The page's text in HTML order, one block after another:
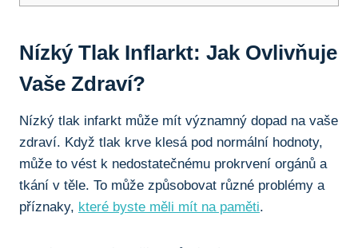
Nízký⁢ Tlak Inﬂarkt: Jak⁤ Ovlivňuje
Vaše Zdraví?
Nízký tlak infarkt může mít ​významný ⁣dopad na vaše
zdraví. Když ⁢tlak krve klesá pod normální hodnoty,
může to vést k nedostatečnému ⁢prokrvení orgánů a
tkání v těle. To může způsobovat‍ různé problémy a
příznaky, které byste měli mít na paměti.